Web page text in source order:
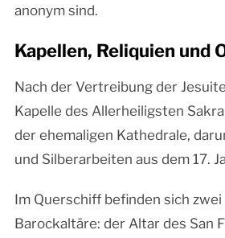
anonym sind.
Kapellen, Reliquien und
Nach der Vertreibung der
Kapelle des Allerheiligsten
der ehemaligen Kathedrale,
und Silberarbeiten aus dem 17.
Im Querschiff befinden sich
Barockaltäre: der Altar des San